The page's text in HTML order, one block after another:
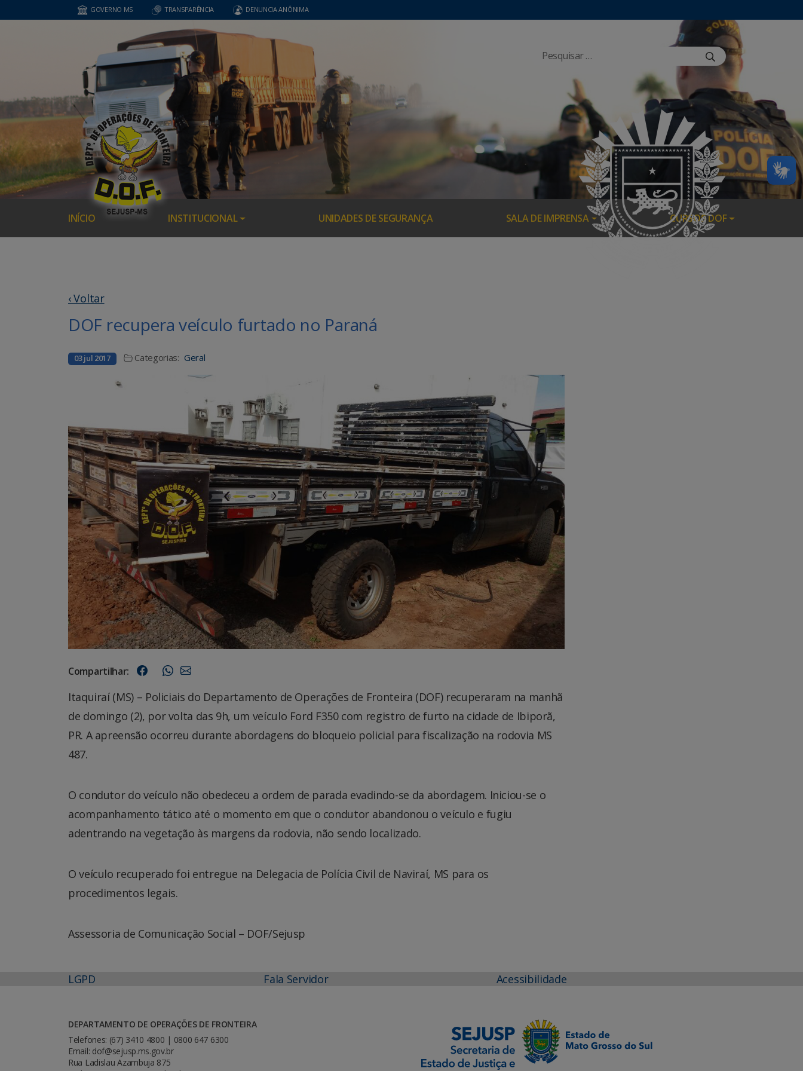
GOVERNO MS TRANSPARÊNCIA DENUNCIA ANÔNIMA
INÍCIO INSTITUCIONAL UNIDADES DE SEGURANÇA SALA DE IMPRENSA CURSOS DOF
‹ Voltar
DOF recupera veículo furtado no Paraná
03 jul 2017 Categorias: Geral
Compartilhar:
Itaquiraí (MS) – Policiais do Departamento de Operações de Fronteira (DOF) recuperaram na manhã
de domingo (2), por volta das 9h, um veículo Ford F350 com registro de furto na cidade de Ibiporã,
PR. A apreensão ocorreu durante abordagens do bloqueio policial para fiscalização na rodovia MS
487.
O condutor do veículo não obedeceu a ordem de parada evadindo-se da abordagem. Iniciou-se o
acompanhamento tático até o momento em que o condutor abandonou o veículo e fugiu
adentrando na vegetação às margens da rodovia, não sendo localizado.
O veículo recuperado foi entregue na Delegacia de Polícia Civil de Naviraí, MS para os
procedimentos legais.
Assessoria de Comunicação Social – DOF/Sejusp
LGPD Fala Servidor Acessibilidade
DEPARTAMENTO DE OPERAÇÕES DE FRONTEIRA
Telefones: (67) 3410 4800 | 0800 647 6300
Email: dof@sejusp.ms.gov.br
Rua Ladislau Azambuja 875